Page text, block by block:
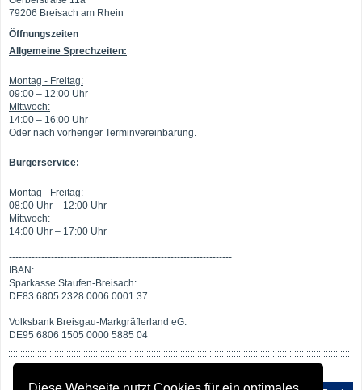
79206 Breisach am Rhein
Öffnungszeiten
Allgemeine Sprechzeiten:
Montag - Freitag:
09:00 – 12:00 Uhr
Mittwoch:
14:00 – 16:00 Uhr
Oder nach vorheriger Terminvereinbarung.
Bürgerservice:
Montag - Freitag:
08:00 Uhr – 12:00 Uhr
Mittwoch:
14:00 Uhr – 17:00 Uhr
---------------------------------------------------------------------
IBAN:
Sparkasse Staufen-Breisach:
DE83 6805 2328 0006 0001 37
Volksbank Breisgau-Markgräflerland eG:
DE95 6806 1505 0000 5885 04